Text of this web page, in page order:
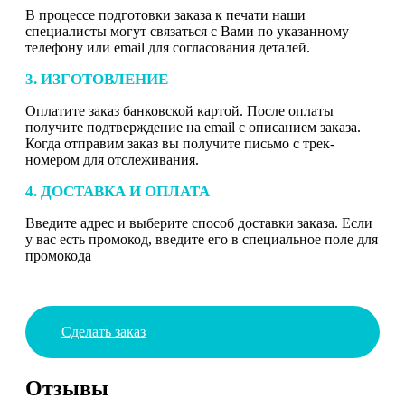
В процессе подготовки заказа к печати наши
специалисты могут связаться с Вами по указанному
телефону или email для согласования деталей.
3. ИЗГОТОВЛЕНИЕ
Оплатите заказ банковской картой. После оплаты
получите подтверждение на email с описанием заказа.
Когда отправим заказ вы получите письмо с трек-
номером для отслеживания.
4. ДОСТАВКА И ОПЛАТА
Введите адрес и выберите способ доставки заказа. Если
у вас есть промокод, введите его в специальное поле для
промокода
Сделать заказ
Отзывы